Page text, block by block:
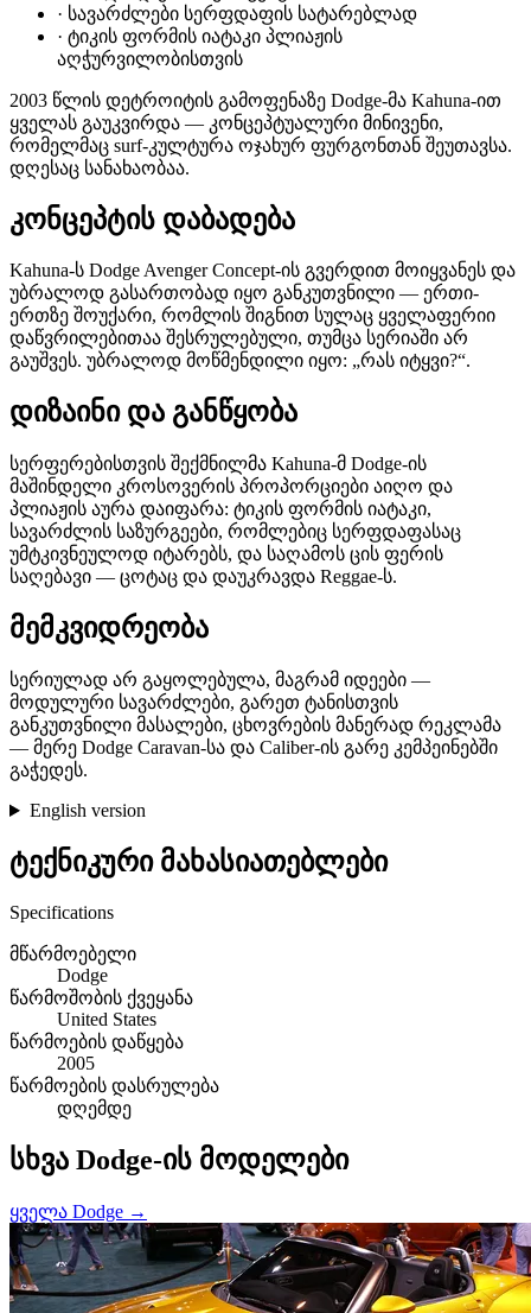
· სავარძლები სერფდაფის სატარებლად
· ტიკის ფორმის იატაკი პლიაჟის
აღჭურვილობისთვის
2003 წლის დეტროიტის გამოფენაზე Dodge-მა Kahuna-ით
ყველას გაუკვირდა — კონცეპტუალური მინივენი,
რომელმაც surf-კულტურა ოჯახურ ფურგონთან შეუთავსა.
დღესაც სანახაობაა.
კონცეპტის დაბადება
Kahuna-ს Dodge Avenger Concept-ის გვერდით მოიყვანეს და
უბრალოდ გასართობად იყო განკუთვნილი — ერთი-
ერთზე შოუქარი, რომლის შიგნით სულაც ყველაფერიი
დაწვრილებითაა შესრულებული, თუმცა სერიაში არ
გაუშვეს. უბრალოდ მოწმენდილი იყო: „რას იტყვი?“.
დიზაინი და განწყობა
სერფერებისთვის შექმნილმა Kahuna-მ Dodge-ის
მაშინდელი კროსოვერის პროპორციები აიღო და
პლიაჟის აურა დაიფარა: ტიკის ფორმის იატაკი,
სავარძლის საზურგეები, რომლებიც სერფდაფასაც
უმტკივნეულოდ იტარებს, და საღამოს ცის ფერის
საღებავი — ცოტაც და დაუკრავდა Reggae-ს.
მემკვიდრეობა
სერიულად არ გაყოლებულა, მაგრამ იდეები —
მოდულური სავარძლები, გარეთ ტანისთვის
განკუთვნილი მასალები, ცხოვრების მანერად რეკლამა
— მერე Dodge Caravan-სა და Caliber-ის გარე კემპეინებში
გაჭედეს.
English version
ტექნიკური მახასიათებლები
Specifications
მწარმოებელი
Dodge
წარმოშობის ქვეყანა
United States
წარმოების დაწყება
2005
წარმოების დასრულება
დღემდე
სხვა Dodge-ის მოდელები
ყველა Dodge →